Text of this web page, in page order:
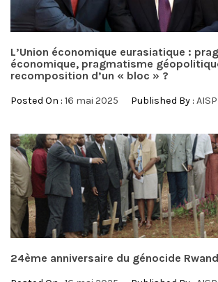
L’Union économique eurasiatique :
économique, pragmatisme
recomposition d’un « bloc » ?
Posted On : 16 mai 2025 Published By :
24ème anniversaire du génocide